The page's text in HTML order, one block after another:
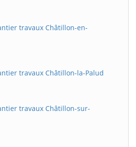
travaux Châtillon-en-
travaux Châtillon-la-Palud
travaux Châtillon-sur-